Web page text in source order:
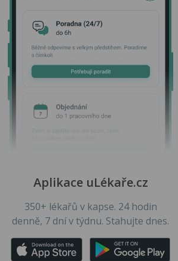
Aplikace uLékaře.cz
350+ lékařů v kapse. 24 hodin
denně, 7 dní v týdnu. Stahujte dnes.